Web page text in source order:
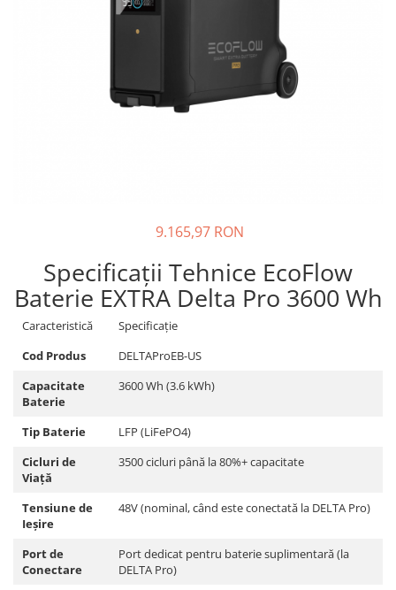
Incarcatoare acumulatori
Panouri fotovoltaice si accesorii
Sisteme prindere panouri
Controlere solare
MPPT
PWM
Sisteme de stocare energie
LiFePO4
Sisteme de Stocare Comerciale
Sisteme fotovoltaice complete
Sisteme fotovoltaice de putere
mica (rulota/caravan/case de
vacanta)
Sisteme fotovoltaice profesionale
Pachete sisteme fotovoltaice
9.165,97 RON
Specificații Tehnice EcoFlow
Baterie EXTRA Delta Pro 3600 Wh
Caracteristică
Specificație
Cod Produs
DELTAProEB-US
Capacitate
Baterie
3600 Wh (3.6 kWh)
Tip Baterie
LFP (LiFePO4)
Cicluri de
Viață
3500 cicluri până la 80%+ capacitate
Tensiune de
Ieșire
48V (nominal, când este conectată la DELTA Pro)
Port de
Conectare
Port dedicat pentru baterie suplimentară (la
DELTA Pro)